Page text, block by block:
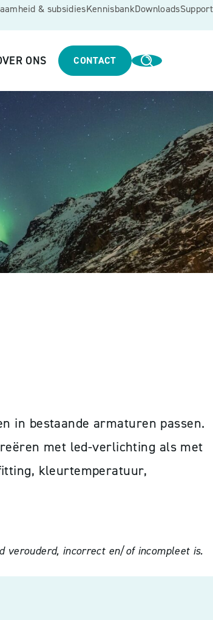
& subsidiesKennisbankDownloadsSupport
ONS CONTACT
in bestaande armaturen passen.
met led-verlichting als met
kleurtemperatuur,
verouderd, incorrect en/of incompleet is.